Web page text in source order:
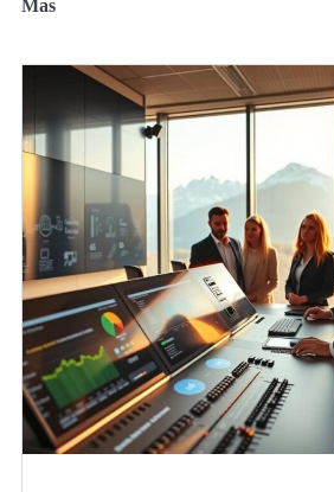
Mas